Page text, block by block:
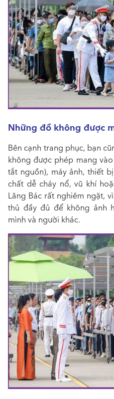
Những đồ không được
Bên cạnh trang phục, bạn
không được phép mang
tắt nguồn), máy ảnh, thiết
chất dễ cháy nổ, vũ khí
Lăng Bác rất nghiêm ngặt,
thủ đầy đủ để không ảnh
mình và người khác.